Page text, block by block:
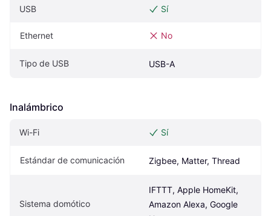
USB Sí
Ethernet No
Tipo de USB USB-A
Inalámbrico
Wi-Fi Sí
Estándar de comunicación Zigbee, Matter, Thread
Sistema domótico
IFTTT, Apple HomeKit,
Amazon Alexa, Google